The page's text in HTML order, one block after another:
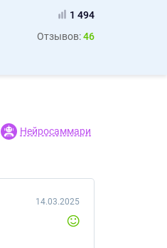
1 494
Отзывов:46
Нейросаммари
14.03.2025